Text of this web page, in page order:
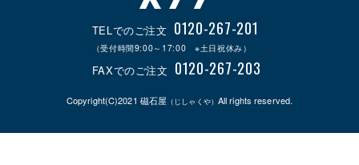
TELでのご注文 0120-267-201
（受付時間9:00～17:00 ※土日祝休み）
FAXでのご注文 0120-267-203
Copyright(C)2021 磁石屋 （じしゃくや） All rights reserved.